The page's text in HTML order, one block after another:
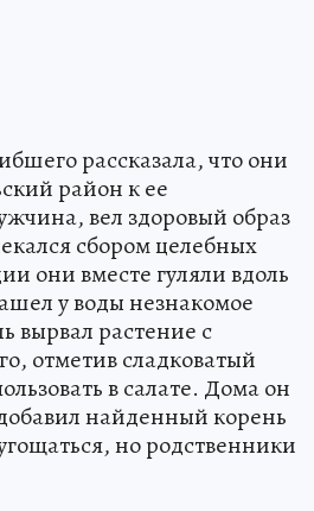
рассказала, что они
район к ее
вел здоровый образ
сбором целебных
они вместе гуляли вдоль
у воды незнакомое
вырвал растение с
отметив сладковатый
в салате. Дома он
найденный корень
но родственники